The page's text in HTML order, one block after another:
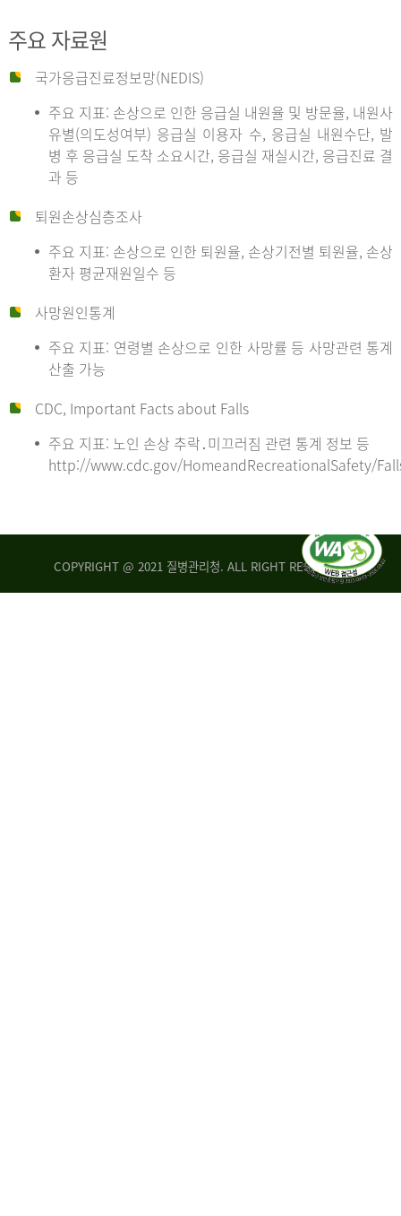
주요 자료원
국가응급진료정보망(NEDIS)
주요 지표: 손상으로 인한 응급실 내원율 및 방문율, 내원사
유별(의도성여부) 응급실 이용자 수, 응급실 내원수단, 발
병 후 응급실 도착 소요시간, 응급실 재실시간, 응급진료 결
과 등
퇴원손상심층조사
주요 지표: 손상으로 인한 퇴원율, 손상기전별 퇴원율, 손상
환자 평균재원일수 등
사망원인통계
주요 지표: 연령별 손상으로 인한 사망률 등 사망관련 통계
산출 가능
CDC, Important Facts about Falls
주요 지표: 노인 손상 추락․미끄러짐 관련 통계 정보 등
http://www.cdc.gov/HomeandRecreationalSafety/
COPYRIGHT @ 2021 질병관리청. ALL RIGHT RESERVED